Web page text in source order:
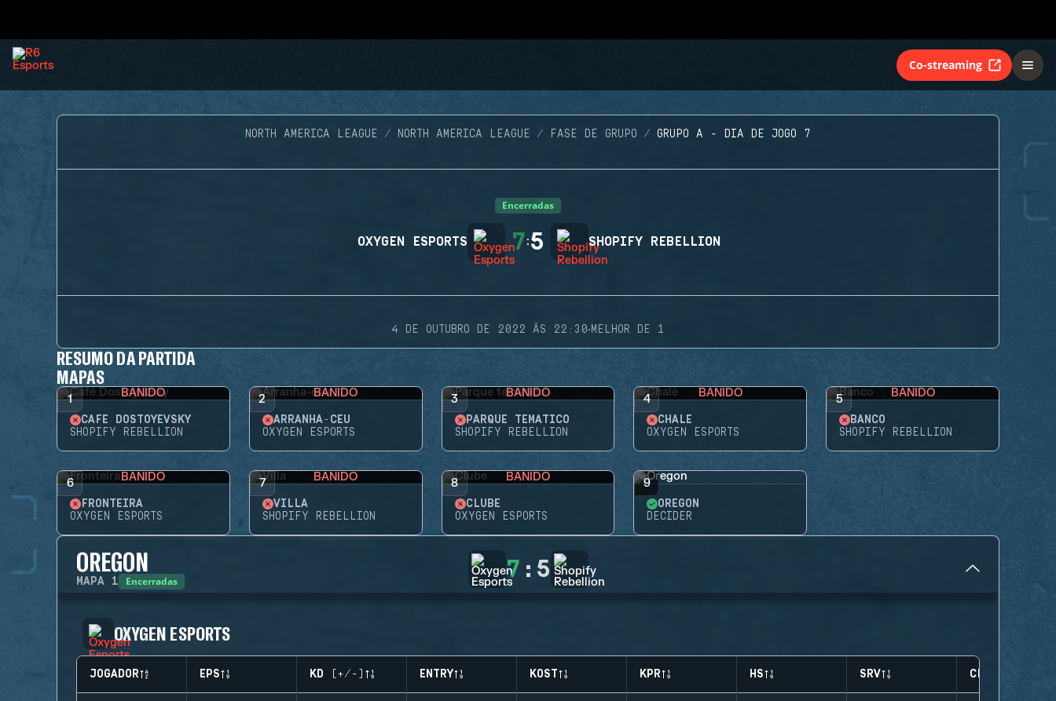
Co-streaming
NORTH AMERICA LEAGUE NORTH AMERICA LEAGUE FASE DE GRUPO GRUPO A - DIA DE JOGO 7
Encerradas
OXYGEN ESPORTS 7:5 SHOPIFY REBELLION
4 DE OUTUBRO DE 2022 ÀS 22:30·MELHOR DE 1
RESUMO DA PARTIDA
MAPAS
1 BANIDO
CAFÉ DOSTOYEVSKY
SHOPIFY REBELLION
2 BANIDO
ARRANHA-CÉU
OXYGEN ESPORTS
3 BANIDO
PARQUE TEMÁTICO
SHOPIFY REBELLION
4 BANIDO
CHALÉ
OXYGEN ESPORTS
5 BANIDO
BANCO
SHOPIFY REBELLION
6 BANIDO
FRONTEIRA
OXYGEN ESPORTS
7 BANIDO
VILLA
SHOPIFY REBELLION
8 BANIDO
CLUBE
OXYGEN ESPORTS
9
OREGON
DECIDER
OREGON
MAPA 1 Encerradas 7 : 5
OXYGEN ESPORTS
JOGADOR EPS KD (+/-) ENTRY KOST KPR HS SRV CLUTCHES